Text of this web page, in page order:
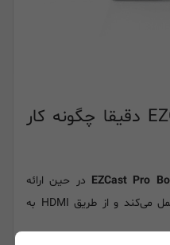
EZCast Pro Box II B10 دقیقا چگونه کار
در حین ارائه
بصورت بی‌سیم به عنوان گیرنده عمل می‌کند و از طریق HDMI به